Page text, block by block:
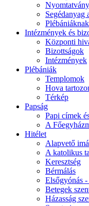
Segédanyag
Plébániáknak
Intézmények és
Központi
Bizottságok
Intézmények
Plébániák
Templomok
Hova
Térkép
Papság
Papi címek
A
Hitélet
Alapvető
A katolikus
Keresztség
Bérmálás
Elsőgyónás
Betegek
Házasság